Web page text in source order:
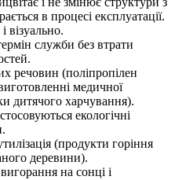
в процесі експлуатації.
візуально.
служби без втрати
речовин (поліпропілен
медичної
дитячого харчування).
екологічні
(продукти горіння
деревини).
на сонці і